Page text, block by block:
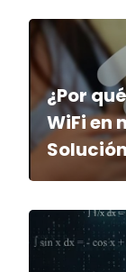
¿Por
WiFi en